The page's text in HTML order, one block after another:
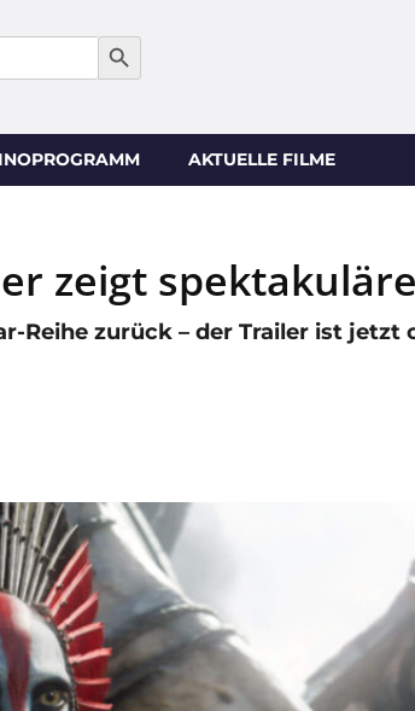
SEARCH BUTTON
AKTUELLE FILME
zeigt
Reihe zurück – der Trailer ist